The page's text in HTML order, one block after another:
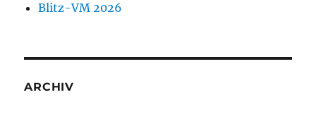
Blitz-VM 2026
ARCHIV